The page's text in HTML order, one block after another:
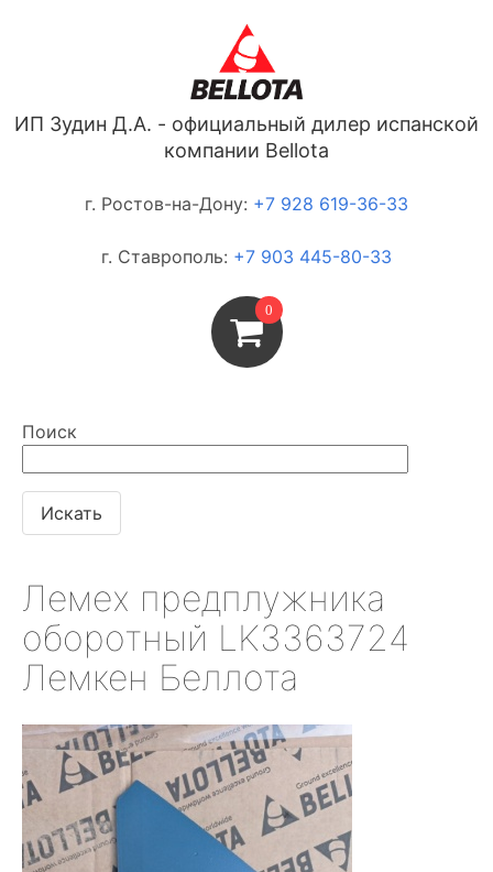
ИП Зудин Д.А. - официальный дилер испанской
компании Bellota
г. Ростов-на-Дону: +7 928 619-36-33
г. Ставрополь: +7 903 445-80-33
0
Поиск
Лемех предплужника
оборотный LK3363724
Лемкен Беллота